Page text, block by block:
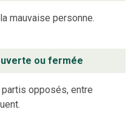
mauvaise personne.
ou fermée
opposés, entre